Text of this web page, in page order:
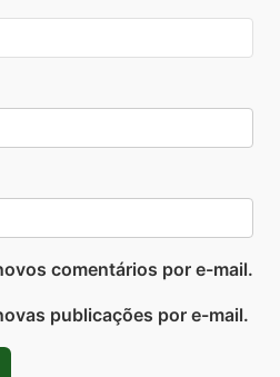
comentários por e-mail.
publicações por e-mail.